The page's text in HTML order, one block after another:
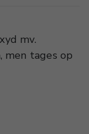
mv.
men tages op